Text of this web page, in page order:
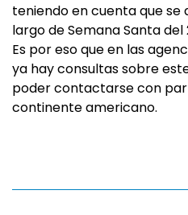
teniendo en cuenta que
largo de Semana Santa del
Es por eso que en las
ya hay consultas sobre
poder contactarse con
continente americano.